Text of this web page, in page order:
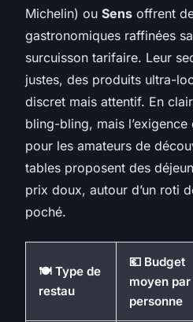
Michelin) ou Sens offrent
gastronomiques raffinées
surcuisson tarifaire. Leur
justes, des produits ultra-
discret mais attentif. En
bling-bling, mais
pour les amateurs de
tables proposent des
prix doux, autour d’un roti
poché.
🍽️ Type de
restau
💶 Budget
moyen par
personne